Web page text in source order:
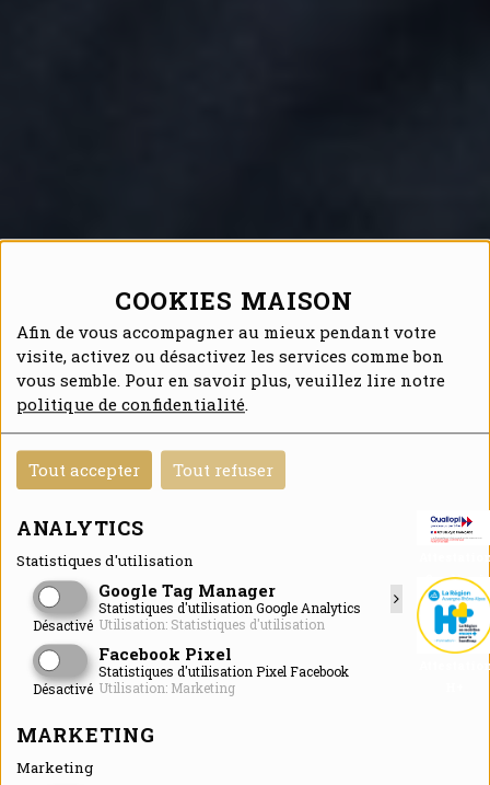
COOKIES MAISON
Afin de vous accompagner au mieux pendant votre
visite, activez ou désactivez les services comme bon
vous semble. Pour en savoir plus, veuillez lire notre
politique de confidentialité.
Tout accepter Tout refuser
ANALYTICS
Statistiques d'utilisation
Google Tag Manager
Désactivé
Statistiques d'utilisation Google Analytics
Utilisation: Statistiques d'utilisation
Facebook Pixel
Désactivé
Statistiques d'utilisation Pixel Facebook
Utilisation: Marketing
MARKETING
Marketing
Qualiopi